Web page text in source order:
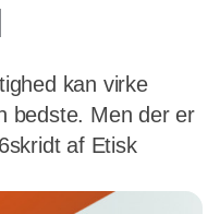
kan virke
bedste. Men der er
af Etisk